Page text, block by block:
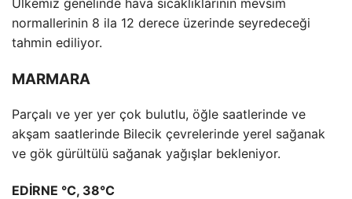
Ülkemiz genelinde hava sıcaklıklarının mevsim
normallerinin 8 ila 12 derece üzerinde seyredeceği
tahmin ediliyor.
MARMARA
Parçalı ve yer yer çok bulutlu, öğle saatlerinde ve
akşam saatlerinde Bilecik çevrelerinde yerel sağanak
ve gök gürültülü sağanak yağışlar bekleniyor.
EDİRNE °C, 38°C